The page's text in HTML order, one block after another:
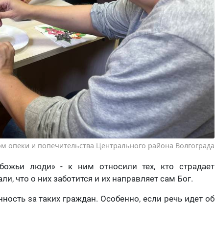
опеки и попечительства Центрального района Волгограда
люди» - к ним относили тех, кто страдает
что о них заботится и их направляет сам Бог.
за таких граждан. Особенно, если речь идет об